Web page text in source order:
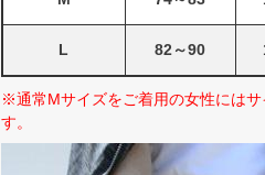
L 82～90
※通常Mサイズをご着用の女性には
す。